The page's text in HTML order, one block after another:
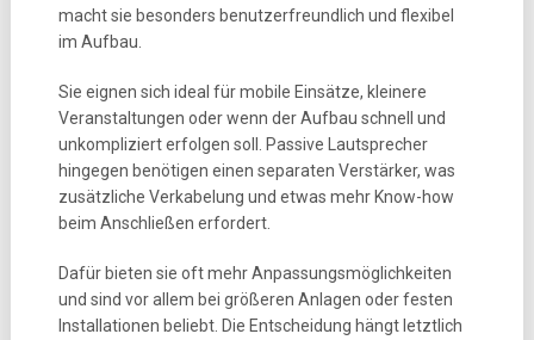
macht sie besonders benutzerfreundlich und flexibel
im Aufbau.
Sie eignen sich ideal für mobile Einsätze, kleinere
Veranstaltungen oder wenn der Aufbau schnell und
unkompliziert erfolgen soll. Passive Lautsprecher
hingegen benötigen einen separaten Verstärker, was
zusätzliche Verkabelung und etwas mehr Know-how
beim Anschließen erfordert.
Dafür bieten sie oft mehr Anpassungsmöglichkeiten
und sind vor allem bei größeren Anlagen oder festen
Installationen beliebt. Die Entscheidung hängt letztlich